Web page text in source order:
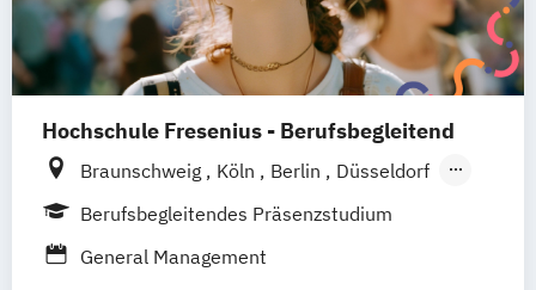
Hochschule Fresenius - Berufsbegleitend
Braunschweig Köln Berlin
Düsseldorf
Frankfurt
Hamburg Idstein
München
Oldenburg Hannover
Berufsbegleitendes Präsenzstudium
General Management